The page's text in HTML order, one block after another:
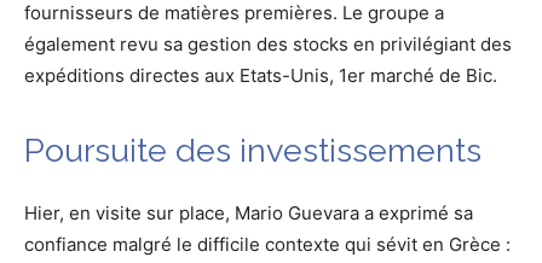
fournisseurs de matières premières. Le groupe a
également revu sa gestion des stocks en privilégiant des
expéditions directes aux Etats-Unis, 1er marché de Bic.
Poursuite des investissements
Hier, en visite sur place, Mario Guevara a exprimé sa
confiance malgré le difficile contexte qui sévit en Grèce :